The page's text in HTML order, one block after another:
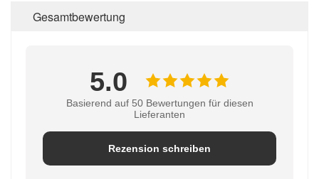
Gesamtbewertung
5.0
Basierend auf 50 Bewertungen für diesen
Lieferanten
Rezension schreiben